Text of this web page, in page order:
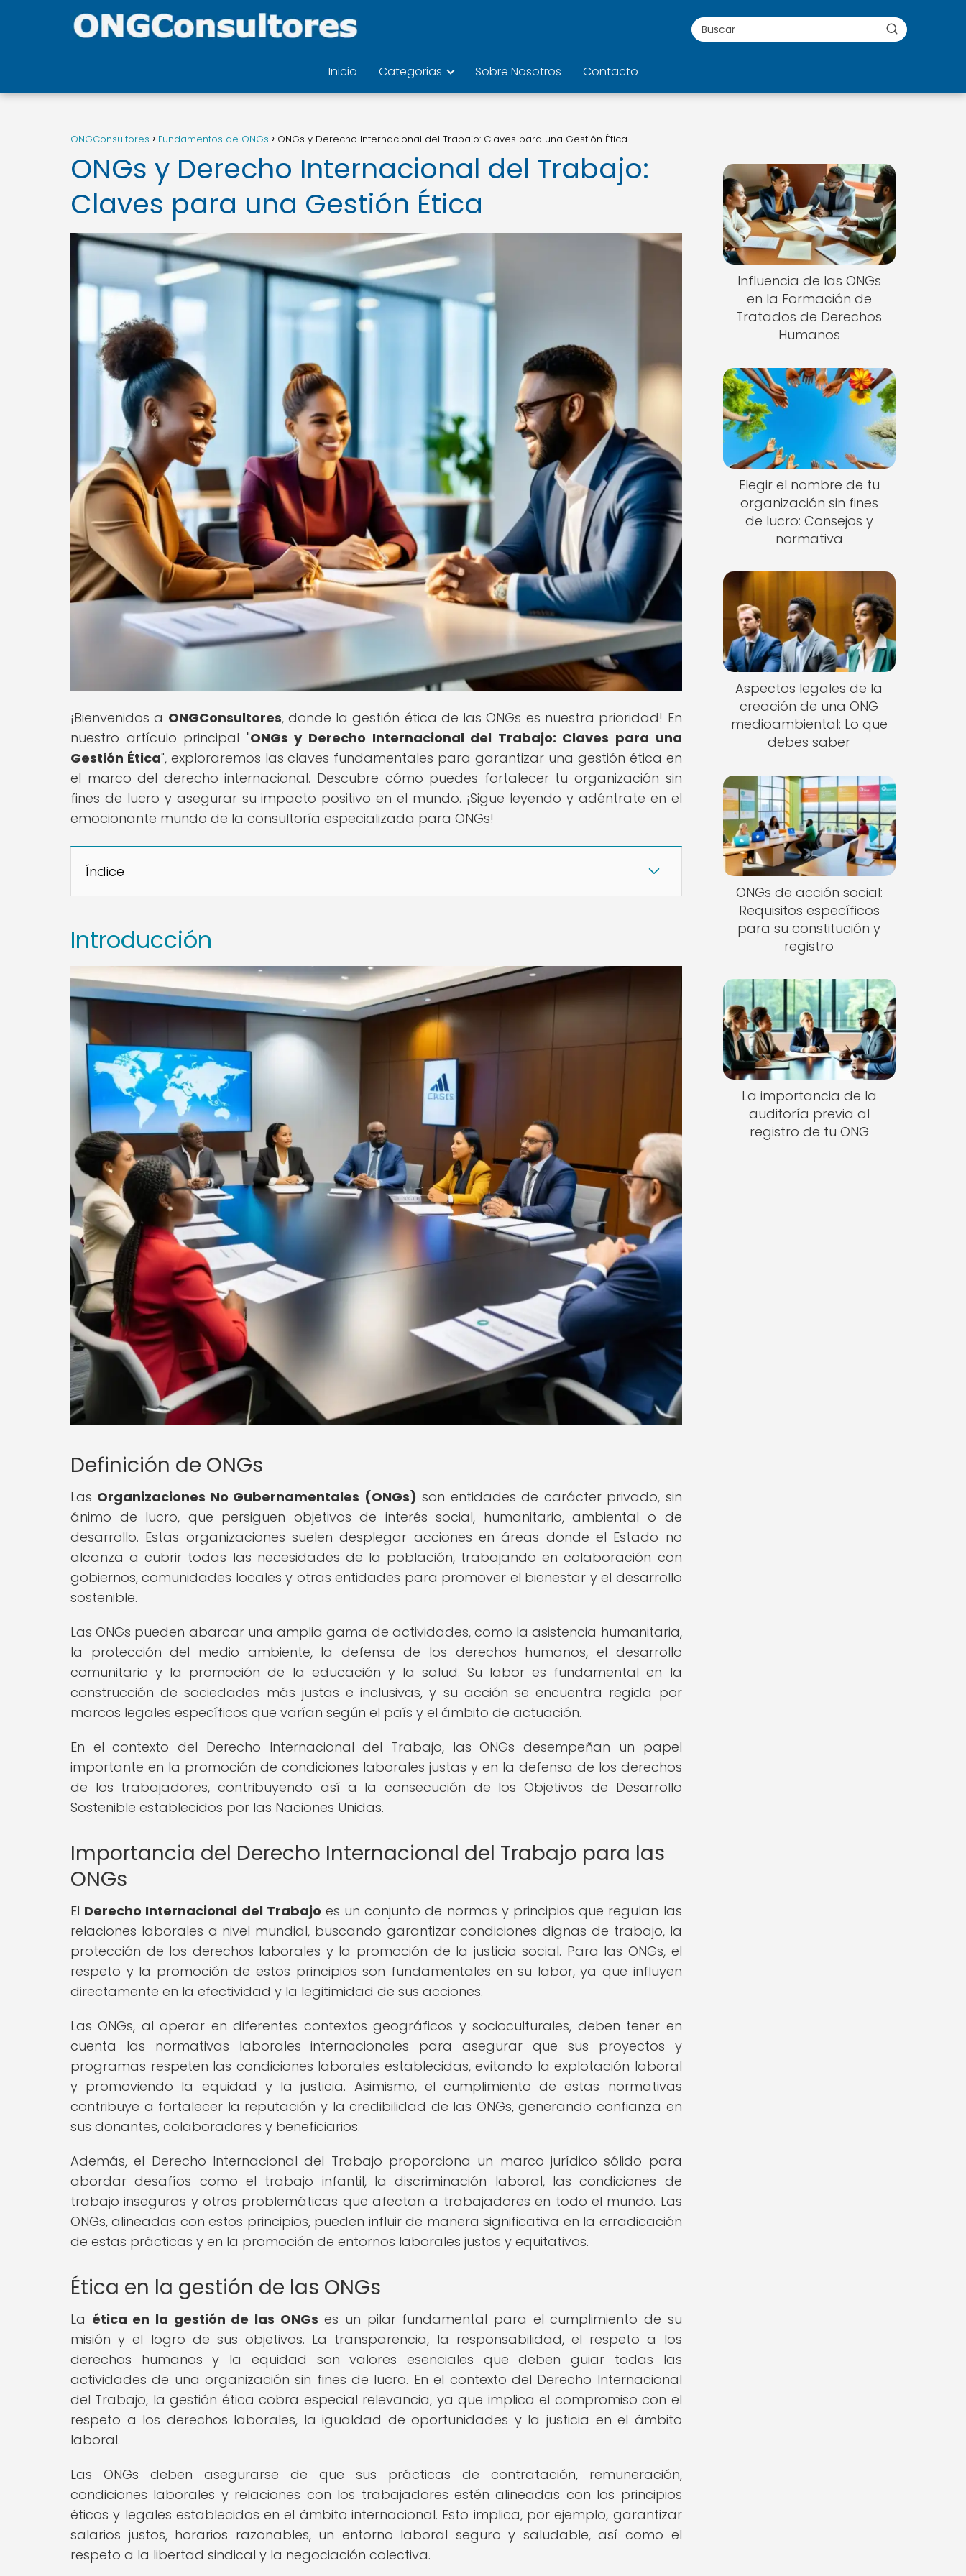
Inicio Categorias Sobre Nosotros Contacto
ONGConsultores Fundamentos de ONGs ONGs y Derecho Internacional del Trabajo: Claves para una Gestión Ética
ONGs y Derecho Internacional del Trabajo:
Claves para una Gestión Ética
¡Bienvenidos a ONGConsultores, donde la gestión ética de las ONGs es nuestra prioridad! En
nuestro artículo principal "ONGs y Derecho Internacional del Trabajo: Claves para una
Gestión Ética", exploraremos las claves fundamentales para garantizar una gestión ética en
el marco del derecho internacional. Descubre cómo puedes fortalecer tu organización sin
fines de lucro y asegurar su impacto positivo en el mundo. ¡Sigue leyendo y adéntrate en el
emocionante mundo de la consultoría especializada para ONGs!
Índice
Introducción
Definición de ONGs
Las Organizaciones No Gubernamentales (ONGs) son entidades de carácter privado, sin
ánimo de lucro, que persiguen objetivos de interés social, humanitario, ambiental o de
desarrollo. Estas organizaciones suelen desplegar acciones en áreas donde el Estado no
alcanza a cubrir todas las necesidades de la población, trabajando en colaboración con
gobiernos, comunidades locales y otras entidades para promover el bienestar y el desarrollo
sostenible.
Las ONGs pueden abarcar una amplia gama de actividades, como la asistencia humanitaria,
la protección del medio ambiente, la defensa de los derechos humanos, el desarrollo
comunitario y la promoción de la educación y la salud. Su labor es fundamental en la
construcción de sociedades más justas e inclusivas, y su acción se encuentra regida por
marcos legales específicos que varían según el país y el ámbito de actuación.
En el contexto del Derecho Internacional del Trabajo, las ONGs desempeñan un papel
importante en la promoción de condiciones laborales justas y en la defensa de los derechos
de los trabajadores, contribuyendo así a la consecución de los Objetivos de Desarrollo
Sostenible establecidos por las Naciones Unidas.
Importancia del Derecho Internacional del Trabajo para las
ONGs
El Derecho Internacional del Trabajo es un conjunto de normas y principios que regulan las
relaciones laborales a nivel mundial, buscando garantizar condiciones dignas de trabajo, la
protección de los derechos laborales y la promoción de la justicia social. Para las ONGs, el
respeto y la promoción de estos principios son fundamentales en su labor, ya que influyen
directamente en la efectividad y la legitimidad de sus acciones.
Las ONGs, al operar en diferentes contextos geográficos y socioculturales, deben tener en
cuenta las normativas laborales internacionales para asegurar que sus proyectos y
programas respeten las condiciones laborales establecidas, evitando la explotación laboral
y promoviendo la equidad y la justicia. Asimismo, el cumplimiento de estas normativas
contribuye a fortalecer la reputación y la credibilidad de las ONGs, generando confianza en
sus donantes, colaboradores y beneficiarios.
Además, el Derecho Internacional del Trabajo proporciona un marco jurídico sólido para
abordar desafíos como el trabajo infantil, la discriminación laboral, las condiciones de
trabajo inseguras y otras problemáticas que afectan a trabajadores en todo el mundo. Las
ONGs, alineadas con estos principios, pueden influir de manera significativa en la erradicación
de estas prácticas y en la promoción de entornos laborales justos y equitativos.
Ética en la gestión de las ONGs
La ética en la gestión de las ONGs es un pilar fundamental para el cumplimiento de su
misión y el logro de sus objetivos. La transparencia, la responsabilidad, el respeto a los
derechos humanos y la equidad son valores esenciales que deben guiar todas las
actividades de una organización sin fines de lucro. En el contexto del Derecho Internacional
del Trabajo, la gestión ética cobra especial relevancia, ya que implica el compromiso con el
respeto a los derechos laborales, la igualdad de oportunidades y la justicia en el ámbito
laboral.
Las ONGs deben asegurarse de que sus prácticas de contratación, remuneración,
condiciones laborales y relaciones con los trabajadores estén alineadas con los principios
éticos y legales establecidos en el ámbito internacional. Esto implica, por ejemplo, garantizar
salarios justos, horarios razonables, un entorno laboral seguro y saludable, así como el
respeto a la libertad sindical y la negociación colectiva.
Influencia de las ONGs
en la Formación de
Tratados de Derechos
Humanos
Elegir el nombre de tu
organización sin fines
de lucro: Consejos y
normativa
Aspectos legales de la
creación de una ONG
medioambiental: Lo que
debes saber
ONGs de acción social:
Requisitos específicos
para su constitución y
registro
La importancia de la
auditoría previa al
registro de tu ONG